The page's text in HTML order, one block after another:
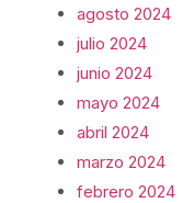
agosto 2024
julio 2024
junio 2024
mayo 2024
abril 2024
marzo 2024
febrero 2024